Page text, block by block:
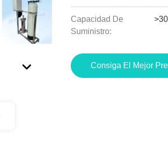
Capacidad De
Suministro:
Consiga El Mejor